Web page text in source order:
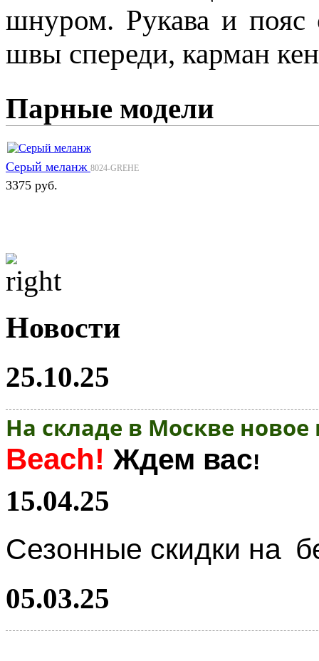
шнуром. Рукава и пояс
швы спереди, карман
Парные модели
Серый меланж 8024-GREHE
3375 руб.
Новости
25.10.25
На складе в Москве
Beach! Ждем вас!
15.04.25
Сезонные скидки на
05.03.25